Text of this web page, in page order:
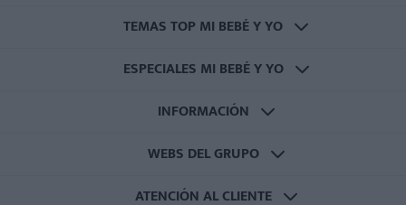
TEMAS TOP MI BEBÉ Y YO
ESPECIALES MI BEBÉ Y YO
INFORMACIÓN
WEBS DEL GRUPO
ATENCIÓN AL CLIENTE